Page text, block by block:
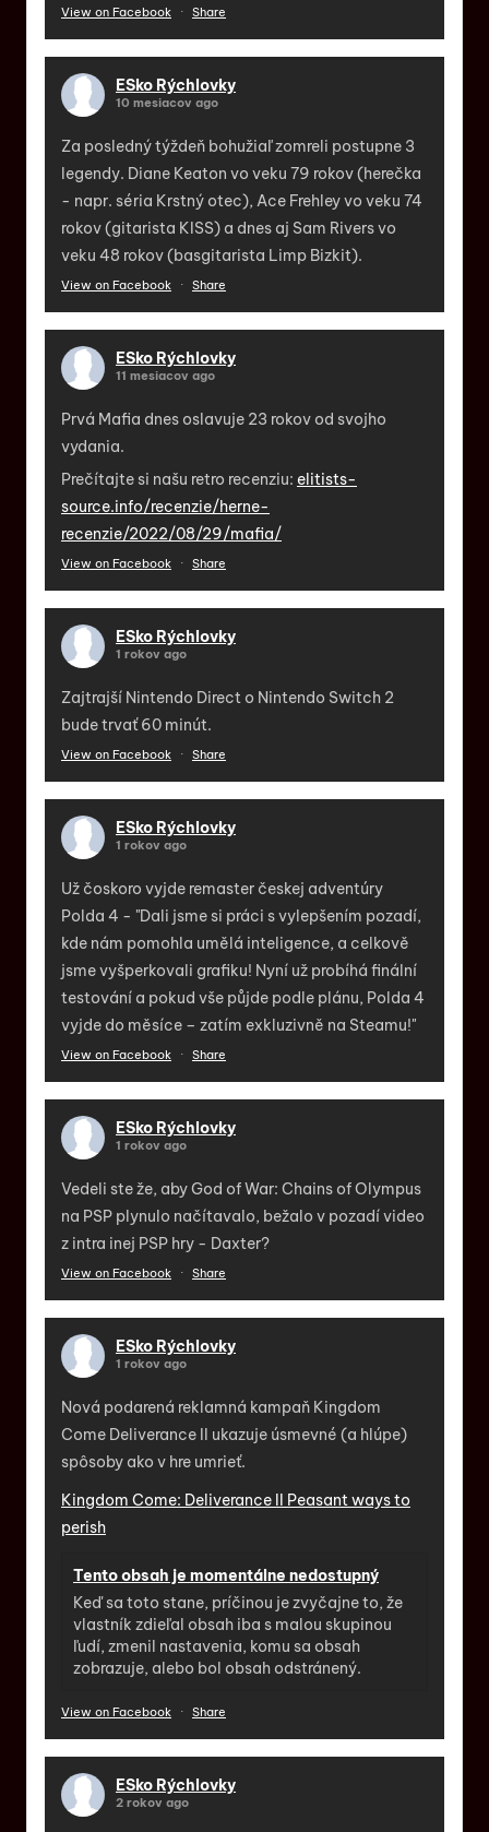
View on Facebook · Share
ESko Rýchlovky
10 mesiacov ago
Za posledný týždeň bohužiaľ zomreli postupne 3
legendy. Diane Keaton vo veku 79 rokov (herečka
- napr. séria Krstný otec), Ace Frehley vo veku 74
rokov (gitarista KISS) a dnes aj Sam Rivers vo
veku 48 rokov (basgitarista Limp Bizkit).
View on Facebook · Share
ESko Rýchlovky
11 mesiacov ago
Prvá Mafia dnes oslavuje 23 rokov od svojho
vydania.
Prečítajte si našu retro recenziu: elitists-
source.info/recenzie/herne-
recenzie/2022/08/29/mafia/
View on Facebook · Share
ESko Rýchlovky
1 rokov ago
Zajtrajší Nintendo Direct o Nintendo Switch 2
bude trvať 60 minút.
View on Facebook · Share
ESko Rýchlovky
1 rokov ago
Už čoskoro vyjde remaster českej adventúry
Polda 4 - "Dali jsme si práci s vylepšením pozadí,
kde nám pomohla umělá inteligence, a celkově
jsme vyšperkovali grafiku! Nyní už probíhá finální
testování a pokud vše půjde podle plánu, Polda 4
vyjde do měsíce – zatím exkluzivně na Steamu!"
View on Facebook · Share
ESko Rýchlovky
1 rokov ago
Vedeli ste že, aby God of War: Chains of Olympus
na PSP plynulo načítavalo, bežalo v pozadí video
z intra inej PSP hry - Daxter?
View on Facebook · Share
ESko Rýchlovky
1 rokov ago
Nová podarená reklamná kampaň Kingdom
Come Deliverance II ukazuje úsmevné (a hlúpe)
spôsoby ako v hre umrieť.
Kingdom Come: Deliverance II Peasant ways to
perish
Tento obsah je momentálne nedostupný
Keď sa toto stane, príčinou je zvyčajne to, že
vlastník zdieľal obsah iba s malou skupinou
ľudí, zmenil nastavenia, komu sa obsah
zobrazuje, alebo bol obsah odstránený.
View on Facebook · Share
ESko Rýchlovky
2 rokov ago